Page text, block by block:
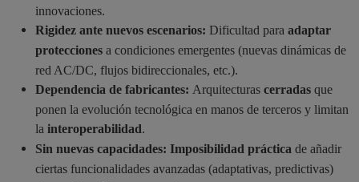
innovaciones.
Rigidez ante nuevos escenarios: Dificultad para adaptar
protecciones a condiciones emergentes (nuevas dinámicas de
red AC/DC, flujos bidireccionales, etc.).
Dependencia de fabricantes: Arquitecturas cerradas que
ponen la evolución tecnológica en manos de terceros y limitan
la interoperabilidad.
Sin nuevas capacidades: Imposibilidad práctica de añadir
ciertas funcionalidades avanzadas (adaptativas, predictivas)